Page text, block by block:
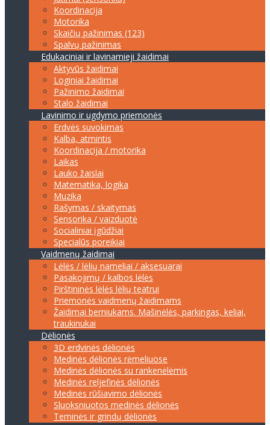
Koordinacija
Motorika
Skaičių pažinimas (123)
Spalvų pažinimas
Edukaciniai ir lavinamieji žaidimai
Aktyvūs žaidimai
Loginiai žaidimai
Pažinimo žaidimai
Stalo žaidimai
Lavinimo ir ugdymo priemonės
Erdvės suvokimas
Kalba, atmintis
Koordinacija / motorika
Laikas
Lauko žaislai
Matematika, logika
Muzika
Rašymas / skaitymas
Sensorika / vaizduotė
Socialiniai įgūdžiai
Specialūs poreikiai
Vaidmenų žaidimai
Lėlės / lėlių nameliai / aksesuarai
Pasakojimų / kalbos lėlės
Pirštininės lėlės lėlių teatrui
Priemonės vaidmenų žaidimams
Žaidimai berniukams. Mašinėlės, parkingas, keliai,
traukinukai
Dėlionės
3D erdvinės dėlionės
Medinės dėlionės rėmeliuose
Medinės dėlionės su rankenėlėmis
Medinės reljefinės dėlionės
Medinės rūšiavimo dėlionės
Sluoksniuotos medinės dėlionės
Teminės ir grindų dėlionės